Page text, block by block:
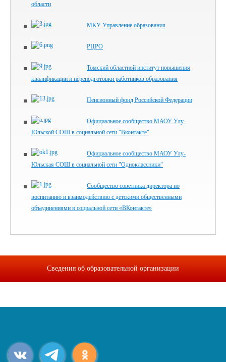
области
МКУ Управление образования
РЦРО
Томский областной институт повышения
квалификации и переподготовки работников образования
Пенсионный фонд Российской Федерации
Официальное сообщество МАОУ Улу-
Юльской СОШ в социальной сети "Вконтакте"
Официальное сообщество МАОУ Улу-
Юльская СОШ в социальной сети "Одноклассники"
Сообщество советника директора по
воспитанию и взаимодействию с детскими общественными
объединениями в социальной сети «ВКонтакте»
Сведения об образовательной организации